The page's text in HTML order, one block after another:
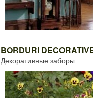
BORDURI
Декоративные заборы